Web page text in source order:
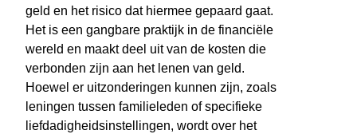
geld en het risico dat hiermee gepaard gaat.
Het is een gangbare praktijk in de financiële
wereld en maakt deel uit van de kosten die
verbonden zijn aan het lenen van geld.
Hoewel er uitzonderingen kunnen zijn, zoals
leningen tussen familieleden of specifieke
liefdadigheidsinstellingen, wordt over het